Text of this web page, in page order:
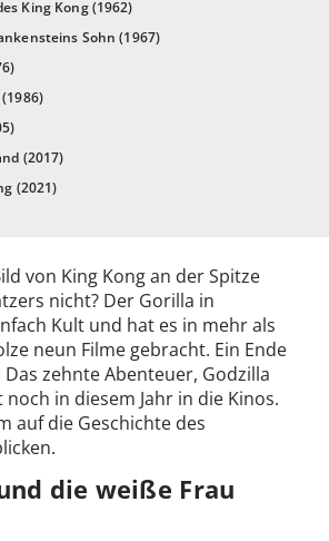
King Kong (1962)
Sohn (1967)
(2017)
(2021)
von King Kong an der Spitze
nicht? Der Gorilla in
Kult und hat es in mehr als
neun Filme gebracht. Ein Ende
zehnte Abenteuer, Godzilla
in diesem Jahr in die Kinos.
auf die Geschichte des
die weiße Frau